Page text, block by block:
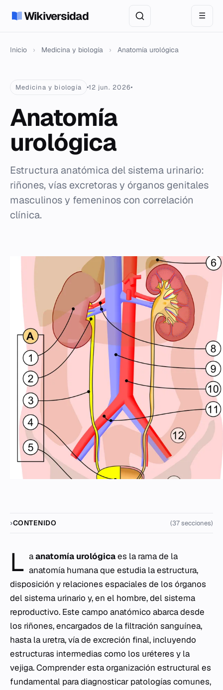
Wikiversidad ☰
Inicio › Medicina y biología › Anatomía urológica
Medicina y biología 12 jun. 2026
Anatomía
urológica
Estructura anatómica del sistema urinario:
riñones, vías excretoras y órganos genitales
masculinos y femeninos con correlación
clínica.
CONTENIDO (37 secciones)
L aanatomía urológicaes la rama de la
anatomía humana que estudia la estructura,
disposición y relaciones espaciales de los órganos
del sistema urinario y, en el hombre, del sistema
reproductivo. Este campo anatómico abarca desde
los riñones, encargados de la filtración sanguínea,
hasta la uretra, vía de excreción final, incluyendo
estructuras intermedias como los uréteres y la
vejiga. Comprender esta organización estructural es
fundamental para diagnosticar patologías comunes,